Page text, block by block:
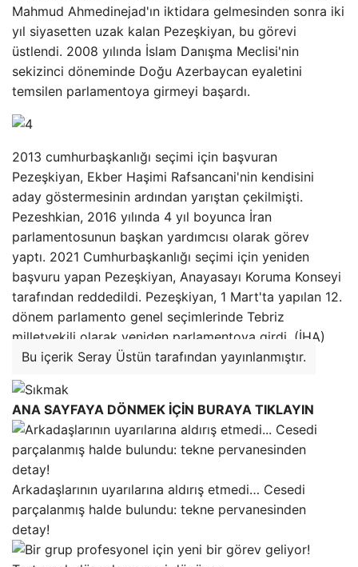
Mahmud Ahmedinejad'ın iktidara gelmesinden sonra iki
yıl siyasetten uzak kalan Pezeşkiyan, bu görevi
üstlendi. 2008 yılında İslam Danışma Meclisi'nin
sekizinci döneminde Doğu Azerbaycan eyaletini
temsilen parlamentoya girmeyi başardı.
2013 cumhurbaşkanlığı seçimi için başvuran
Pezeşkiyan, Ekber Haşimi Rafsancani'nin kendisini
aday göstermesinin ardından yarıştan çekilmişti.
Pezeshkian, 2016 yılında 4 yıl boyunca İran
parlamentosunun başkan yardımcısı olarak görev
yaptı. 2021 Cumhurbaşkanlığı seçimi için yeniden
başvuru yapan Pezeşkiyan, Anayasayı Koruma Konseyi
tarafından reddedildi. Pezeşkiyan, 1 Mart'ta yapılan 12.
dönem parlamento genel seçimlerinde Tebriz
milletvekili olarak yeniden parlamentoya girdi. (İHA)
Bu içerik Seray Üstün tarafından yayınlanmıştır.
ANA SAYFAYA DÖNMEK İÇİN BURAYA TIKLAYIN
Arkadaşlarının uyarılarına aldırış etmedi… Cesedi
parçalanmış halde bulundu: tekne pervanesinden
detay!